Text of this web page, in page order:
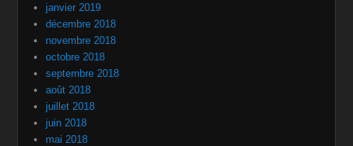
janvier 2019
décembre 2018
novembre 2018
octobre 2018
septembre 2018
août 2018
juillet 2018
juin 2018
mai 2018